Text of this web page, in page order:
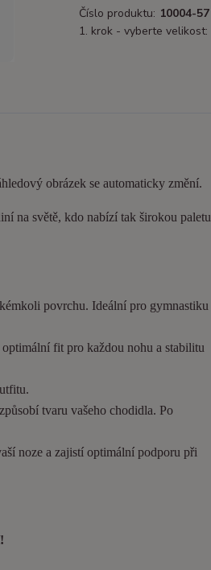
Číslo produktu: 10004-57
1. krok - vyberte velikost:
obrázek se automaticky změní.
na světě, kdo nabízí tak širokou paletu
povrchu. Ideální pro gymnastiku
fit pro každou nohu a stabilitu
tvaru vašeho chodidla. Po
noze a zajistí optimální podporu při